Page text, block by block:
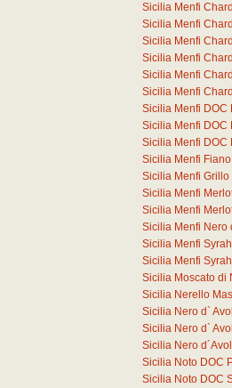
Sicilia Menfi
Sicilia Menfi
Sicilia Menfi
Sicilia Menfi
Sicilia Menfi
Sicilia Menfi
Sicilia Menfi DOC
Sicilia Menfi DOC
Sicilia Menfi DOC
Sicilia Menfi
Sicilia Menfi
Sicilia Menfi
Sicilia Menfi
Sicilia Menfi Nero
Sicilia Menfi
Sicilia Menfi
Sicilia Moscato di
Sicilia Nerello
Sicilia Nero d`
Sicilia Nero d`
Sicilia Nero
Sicilia Noto DOC
Sicilia Noto DOC